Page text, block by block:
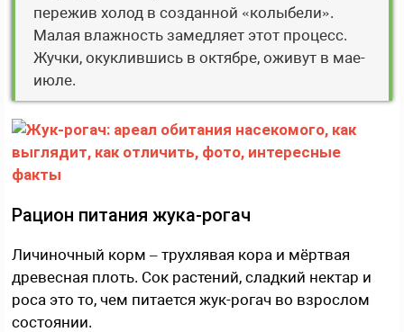
пережив холод в созданной «колыбели».
Малая влажность замедляет этот процесс.
Жучки, окуклившись в октябре, оживут в мае-
июле.
Рацион питания жука-рогач
Личиночный корм – трухлявая кора и мёртвая
древесная плоть. Сок растений, сладкий нектар и
роса это то, чем питается жук-рогач во взрослом
состоянии.